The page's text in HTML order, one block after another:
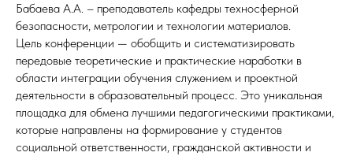
Бабаева А.А. – преподаватель кафедры техносферной
безопасности, метрологии и технологии материалов.
Цель конференции — обобщить и систематизировать
передовые теоретические и практические наработки в
области интеграции обучения служением и проектной
деятельности в образовательный процесс. Это уникальная
площадка для обмена лучшими педагогическими практиками,
которые направлены на формирование у студентов
социальной ответственности, гражданской активности и